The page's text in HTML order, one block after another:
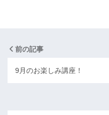
前の記事
9月のお楽しみ講座！